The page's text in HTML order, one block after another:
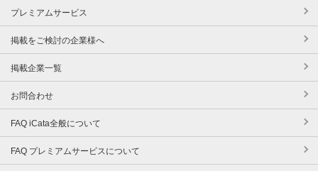
プレミアムサービス
掲載をご検討の企業様へ
掲載企業一覧
お問合わせ
FAQ iCata全般について
FAQ プレミアムサービスについて